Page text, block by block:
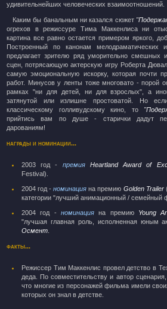
удивительнейших человеческих взаимоотношений.
Каким бы банальным ни казался сюжет
огрехов в режиссуре Тима Маккенлиса ни
картина все равно остается примером яркого,
Построенный по канонам мелодраматических
предлагает зрителю ряд уморительно смешных
сцен, потрясающую актерскую игру Роберта
самую эмоциональную искорку, которая почти
работ. Минусов у ленты тоже многовато - порой
рамках "ни для детей, ни для взрослых", а
затянутой или излишне простоватой. Но
классическому голливудскому кино, то
прийтись вам по душе - старички дадут
дарованиям!
награды и номинации...
2003 год - премия Heartland Award of
Festival).
2004 год -номинация на премию Golden Trailer
категории "лучший анимационный / семейный
2004 год - номинацияна премию Young
"лучшая главная роль, исполненная юным
Осмент
факты...
Режиссер Тим Маккенлис провел детство в
деда. По совместительству и автор
что многие из персонажей фильма имели
которых он знал в детстве.